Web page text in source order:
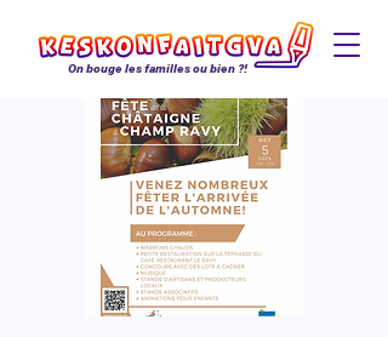
On bouge les familles ou bien ?!